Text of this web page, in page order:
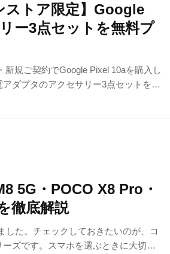
ストア限定】Google
ー3点セットを無料プ
規ご契約でGoogle Pixel 10aを購入し
ダプタのアクセサリー3点セットをプ
5G・POCO X8 Pro・
徹底解説
した。チェックしておきたいのが、コ
ズです。スマホを選ぶときに大切な